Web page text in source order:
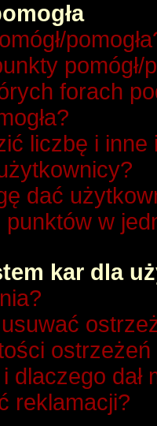
pomógł/
forach
liczbę i
dać
w
kar dla
dlaczego dał
reklamacji?